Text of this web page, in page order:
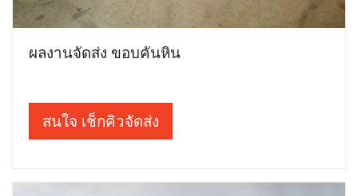
ผลงานจัดส่ง ขอบคันหิน
สนใจ เช็กคิวจัดส่ง